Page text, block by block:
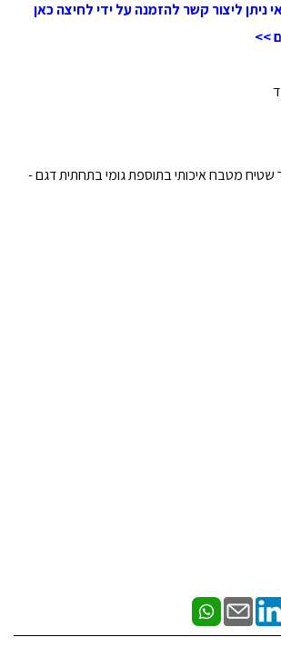
ניתן ליצור קשר להזמנה על ידי לחיצה כאן
>>
שטיח מטבח איכותי בתוספת גומי בתחתית דגם -